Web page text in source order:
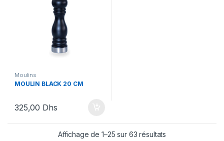
Moulins
MOULIN BLACK 20 CM
325,00 Dhs
Affichage de 1–25 sur 63 résultats